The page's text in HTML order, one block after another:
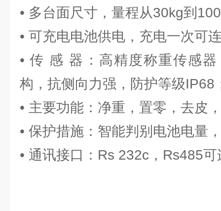
• 多台面尺寸，量程从30kg到
• 可充电电池供电，充电一次可
• 传 感 器：高精度称重传感
构，抗侧向力强，防护等级IP68
• 主要功能：净重，置零，去皮
• 保护措施：智能判别电池电量
• 通讯接口：Rs 232c，Rs485